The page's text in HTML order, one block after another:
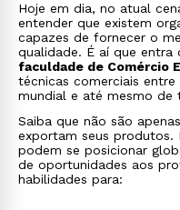
Hoje em dia, no atual
entender que existem
capazes de fornecer o
qualidade. É aí que
faculdade de Comércio
técnicas comerciais
mundial e até mesmo de
Saiba que não são
exportam seus produtos.
podem se posicionar
de oportunidades aos
habilidades para: